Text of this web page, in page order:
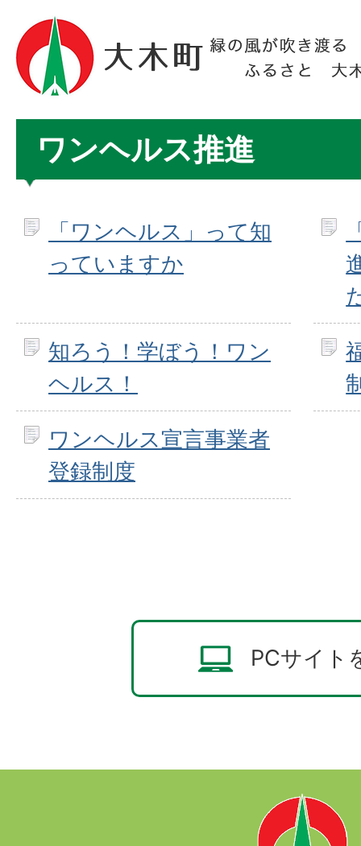
ワンヘルス推進
「ワンヘルス」って知
っていますか
知ろう！学ぼう！ワン
ヘルス！
ワンヘルス宣言事業者
登録制度
PCサイト